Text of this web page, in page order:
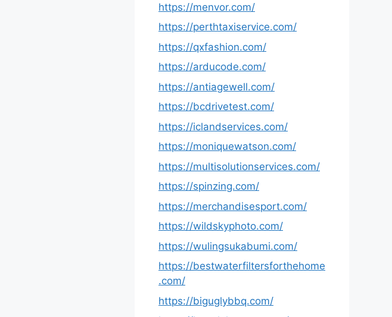
https://menvor.com/
https://perthtaxiservice.com/
https://qxfashion.com/
https://arducode.com/
https://antiagewell.com/
https://bcdrivetest.com/
https://iclandservices.com/
https://moniquewatson.com/
https://multisolutionservices.com/
https://spinzing.com/
https://merchandisesport.com/
https://wildskyphoto.com/
https://wulingsukabumi.com/
https://bestwaterfiltersforthehome
.com/
https://biguglybbq.com/